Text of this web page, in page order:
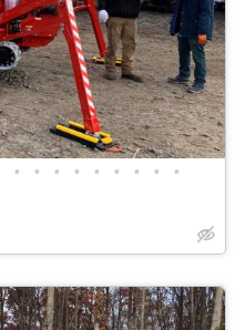
• • • • • • • • •